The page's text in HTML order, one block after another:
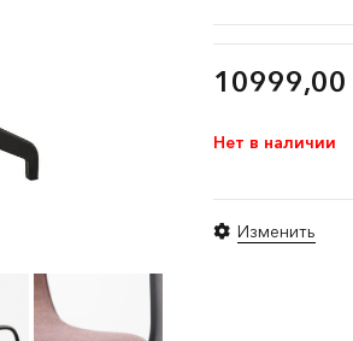
10999,00
Нет в наличии
Изменить